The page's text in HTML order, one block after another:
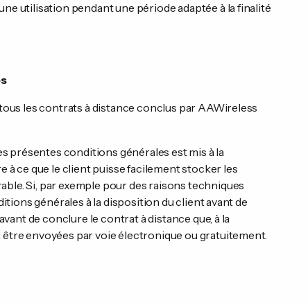
utilisation pendant une période adaptée à la finalité
les contrats à distance conclus par AAWireless
présentes conditions générales est mis à la
ce que le client puisse facilement stocker les
Si, par exemple pour des raisons techniques
générales à la disposition du client avant de
de conclure le contrat à distance que, à la
envoyées par voie électronique ou gratuitement.